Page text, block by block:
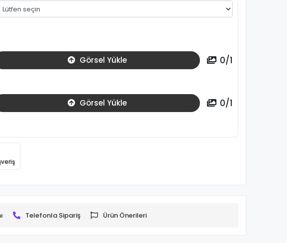
Görsel Yükle 0/1
Görsel Yükle 0/1
Telefonla Sipariş Ürün Önerileri